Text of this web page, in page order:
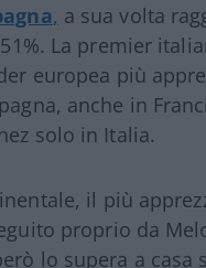
, a sua volta
La premier
europea più
anche in
solo in Italia.
il più
proprio da
lo supera a casa